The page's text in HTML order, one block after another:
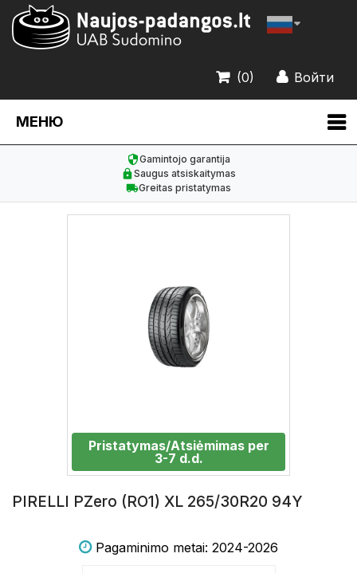
Войти
(0)
МЕНЮ
Gamintojo garantija
Saugus atsiskaitymas
Greitas pristatymas
Pristatymas/Atsiėmimas per
3-7 d.d.
PIRELLI PZero (RO1) XL 265/30R20 94Y
Pagaminimo metai: 2024-2026